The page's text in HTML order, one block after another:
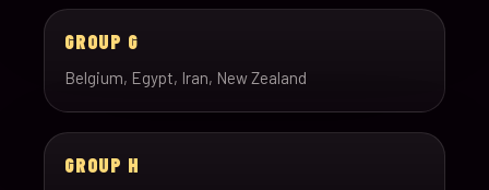
GROUP G
Belgium, Egypt, Iran, New Zealand
GROUP H